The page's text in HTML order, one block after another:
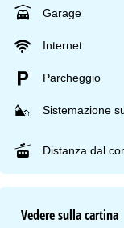
Garage
Internet
Parcheggio
Sistemazione
Distanza dal
Vedere sulla cartina